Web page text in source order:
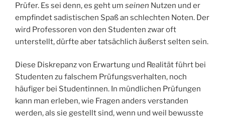
Prüfer. Es sei denn, es geht um seinen Nutzen und er
empfindet sadistischen Spaß an schlechten Noten. Der
wird Professoren von den Studenten zwar oft
unterstellt, dürfte aber tatsächlich äußerst selten sein.
Diese Diskrepanz von Erwartung und Realität führt bei
Studenten zu falschem Prüfungsverhalten, noch
häufiger bei Studentinnen. In mündlichen Prüfungen
kann man erleben, wie Fragen anders verstanden
werden, als sie gestellt sind, wenn und weil bewusste